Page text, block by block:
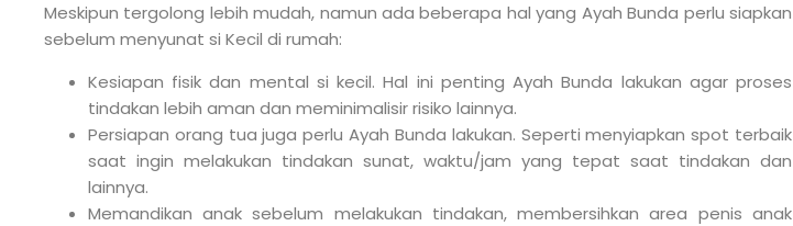
Meskipun tergolong lebih mudah, namun ada beberapa hal yang Ayah Bunda perlu siapkan
sebelum menyunat si Kecil di rumah:
Kesiapan fisik dan mental si kecil. Hal ini penting Ayah Bunda lakukan agar proses
tindakan lebih aman dan meminimalisir risiko lainnya.
Persiapan orang tua juga perlu Ayah Bunda lakukan. Seperti menyiapkan spot terbaik
saat ingin melakukan tindakan sunat, waktu/jam yang tepat saat tindakan dan
lainnya.
Memandikan anak sebelum melakukan tindakan, membersihkan area penis anak